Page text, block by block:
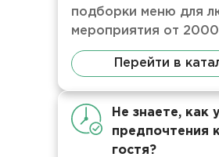
подборки меню для
мероприятия от
Перейти в
Не знаете, как
предпочтения
гостя?